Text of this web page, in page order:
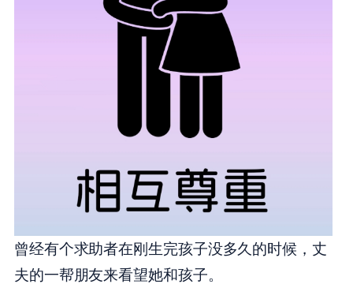
曾经有个求助者在刚生完孩子没多久的时候，丈
夫的一帮朋友来看望她和孩子。